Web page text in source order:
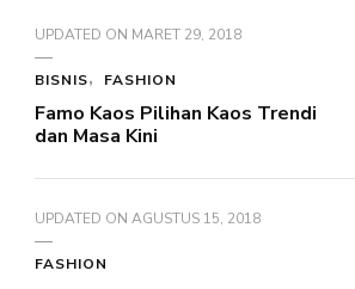
UPDATED ON MARET 29, 2018
BISNIS FASHION
Famo Kaos Pilihan Kaos Trendi
dan Masa Kini
UPDATED ON AGUSTUS 15, 2018
FASHION